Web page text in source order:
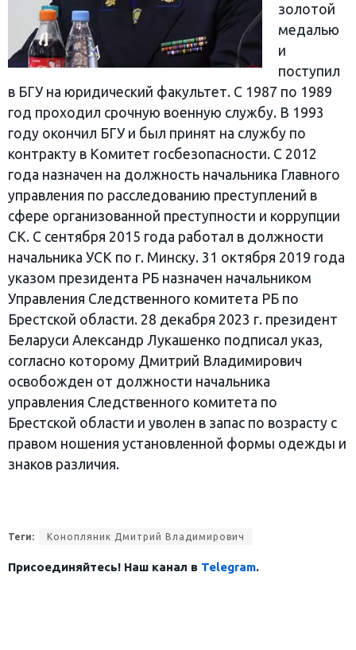
золотой
медалью
и
поступил
в БГУ на юридический факультет. С 1987 по 1989
год проходил срочную военную службу. В 1993
году окончил БГУ и был принят на службу по
контракту в Комитет госбезопасности. С 2012
года назначен на должность начальника Главного
управления по расследованию преступлений в
сфере организованной преступности и коррупции
СК. С сентября 2015 года работал в должности
начальника УСК по г. Минску. 31 октября 2019 года
указом президента РБ назначен начальником
Управления Следственного комитета РБ по
Брестской области. 28 декабря 2023 г. президент
Беларуси Александр Лукашенко подписал указ,
согласно которому Дмитрий Владимирович
освобожден от должности начальника
управления Следственного комитета по
Брестской области и уволен в запас по возрасту с
правом ношения установленной формы одежды и
знаков различия.
Теги: Конопляник Дмитрий Владимирович
Присоединяйтесь! Наш канал в Telegram.